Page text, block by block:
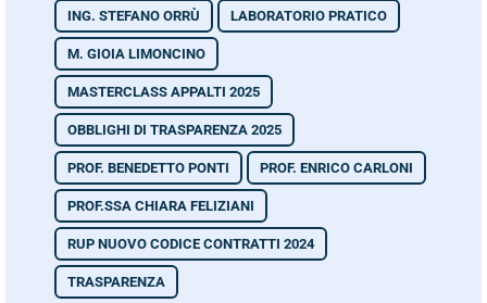
ING. STEFANO ORRÙ LABORATORIO PRATICO
M. GIOIA LIMONCINO
MASTERCLASS APPALTI 2025
OBBLIGHI DI TRASPARENZA 2025
PROF. BENEDETTO PONTI PROF. ENRICO CARLONI
PROF.SSA CHIARA FELIZIANI
RUP NUOVO CODICE CONTRATTI 2024
TRASPARENZA